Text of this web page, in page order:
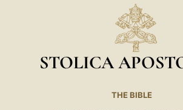
STOLICA
THE BIBLE